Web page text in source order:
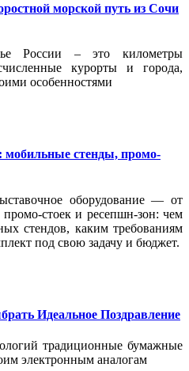
морской путь из Сочи
России – это километры
курорты и города,
особенностями
мобильные стенды, промо-
оборудование — от
стоек и ресепшн-зон: чем
стендов, каким требованиям
под свою задачу и бюджет.
Идеальное Поздравление
традиционные бумажные
электронным аналогам